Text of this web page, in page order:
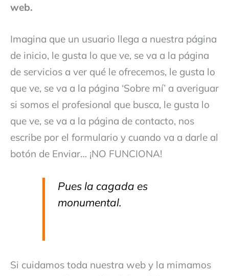
web.
Imagina que un usuario llega a nuestra página
de inicio, le gusta lo que ve, se va a la página
de servicios a ver qué le ofrecemos, le gusta lo
que ve, se va a la página ‘Sobre mí’ a averiguar
si somos el profesional que busca, le gusta lo
que ve, se va a la página de contacto, nos
escribe por el formulario y cuando va a darle al
botón de Enviar… ¡NO FUNCIONA!
Pues la cagada es
monumental.
Si cuidamos toda nuestra web y la mimamos